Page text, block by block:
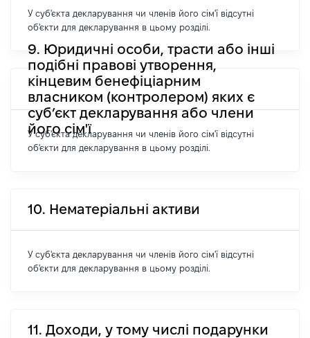
У суб'єкта декларування чи членів його сім'ї відсутні
об'єкти для декларування в цьому розділі.
9. Юридичні особи, трасти або інші
подібні правові утворення,
кінцевим бенефіціарним
власником (контролером) яких є
суб’єкт декларування або члени
його сім'ї
У суб'єкта декларування чи членів його сім'ї відсутні
об'єкти для декларування в цьому розділі.
10. Нематеріальні активи
У суб'єкта декларування чи членів його сім'ї відсутні
об'єкти для декларування в цьому розділі.
11. Доходи, у тому числі подарунки